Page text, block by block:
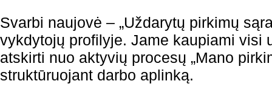
Svarbi naujovė – „Uždarytų pirkimų
vykdytojų profilyje. Jame kaupiami visi
atskirti nuo aktyvių procesų „Mano
struktūruojant darbo aplinką.